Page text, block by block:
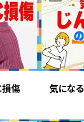
損傷 気にな